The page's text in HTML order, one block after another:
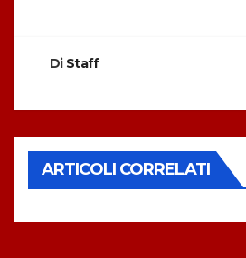
Di Staff
ARTICOLI CORRELATI